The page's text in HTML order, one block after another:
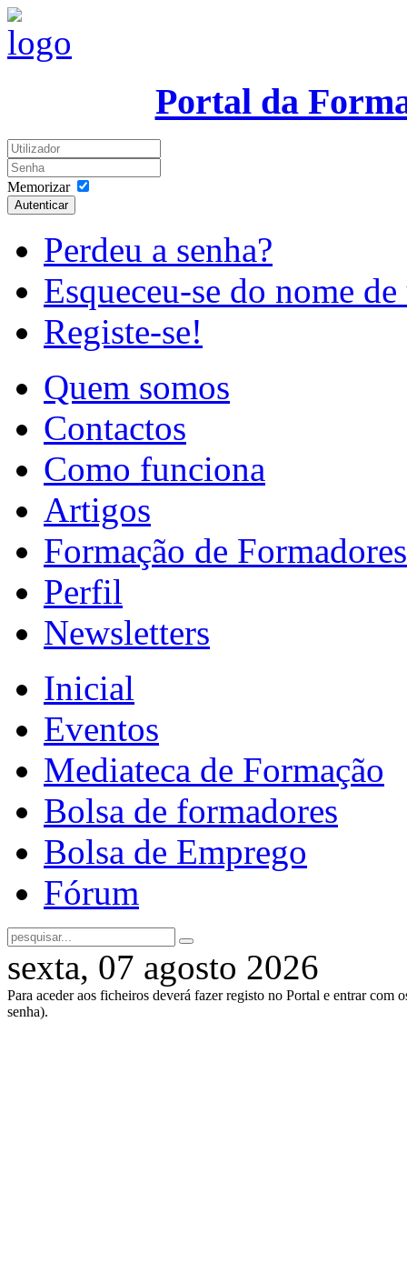
Portal da
Memorizar
Autenticar
Perdeu a senha?
Esqueceu-se do nome
Registe-se!
Quem somos
Contactos
Como funciona
Artigos
Formação de Formadores
Perfil
Newsletters
Inicial
Eventos
Mediateca de Formação
Bolsa de formadores
Bolsa de Emprego
Fórum
sexta, 07 agosto 2026
Para aceder aos ficheiros deverá fazer registo no Portal e entrar com
senha).